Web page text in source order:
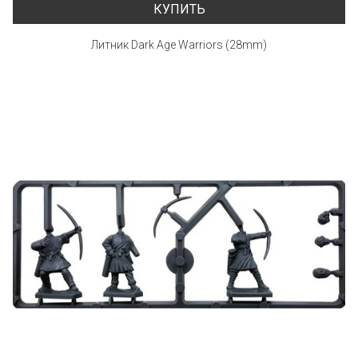
КУПИТЬ
Литник Dark Age Warriors (28mm)